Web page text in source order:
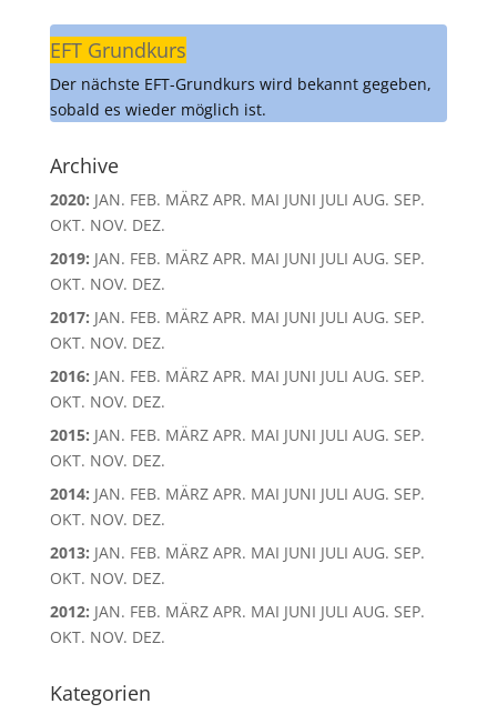
EFT Grundkurs
Der nächste EFT-Grundkurs wird bekannt gegeben,
sobald es wieder möglich ist.
Archive
2020: JAN. FEB. MÄRZ APR. MAI JUNI JULI AUG. SEP.
OKT. NOV. DEZ.
2019: JAN. FEB. MÄRZ APR. MAI JUNI JULI AUG. SEP.
OKT. NOV. DEZ.
2017: JAN. FEB. MÄRZ APR. MAI JUNI JULI AUG. SEP.
OKT. NOV. DEZ.
2016: JAN. FEB. MÄRZ APR. MAI JUNI JULI AUG. SEP.
OKT. NOV. DEZ.
2015: JAN. FEB. MÄRZ APR. MAI JUNI JULI AUG. SEP.
OKT. NOV. DEZ.
2014: JAN. FEB. MÄRZ APR. MAI JUNI JULI AUG. SEP.
OKT. NOV. DEZ.
2013: JAN. FEB. MÄRZ APR. MAI JUNI JULI AUG. SEP.
OKT. NOV. DEZ.
2012: JAN. FEB. MÄRZ APR. MAI JUNI JULI AUG. SEP.
OKT. NOV. DEZ.
Kategorien